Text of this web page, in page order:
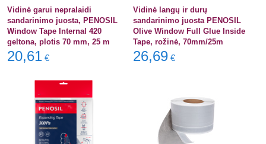
Vidinė garui nepralaidi
sandarinimo juosta, PENOSIL
Window Tape Internal 420
geltona, plotis 70 mm, 25 m
20,61 €
Vidinė langų ir durų
sandarinimo juosta PENOSIL
Olive Window Full Glue Inside
Tape, rožinė, 70mm/25m
26,69 €